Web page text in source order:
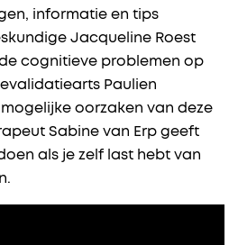
informatie en tips
Jacqueline Roest
cognitieve problemen op
Paulien
oorzaken van deze
Sabine van Erp geeft
als je zelf last hebt van